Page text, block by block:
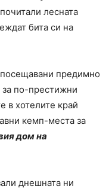
лесната
бита си на
предимно
по-престижни
в хотелите край
кемп-места за
дом на
днешната ни